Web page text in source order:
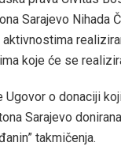
Sarajevo Nihada
koje će se
Ugovor o donaciji
Sarajevo
takmičenja.